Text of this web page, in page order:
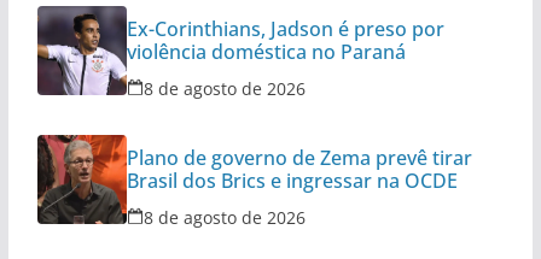
Ex-Corinthians, Jadson é preso por
violência doméstica no Paraná
8 de agosto de 2026
Plano de governo de Zema prevê tirar
Brasil dos Brics e ingressar na OCDE
8 de agosto de 2026